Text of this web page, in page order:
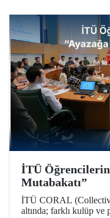
İTÜ
Mutabakatı”
İTÜ CORAL
altında; farklı kulüp ve